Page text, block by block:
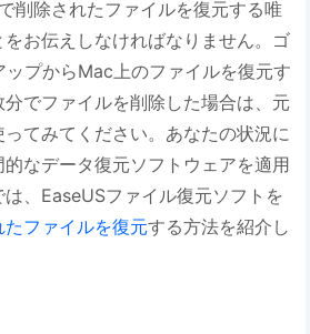
削除されたファイルを復元する唯
お伝えしなければなりません。ゴ
プからMac上のファイルを復元す
でファイルを削除した場合は、元
てみてください。あなたの状況に
なデータ復元ソフトウェアを適用
、EaseUSファイル復元ソフトを
ファイルを復元する方法を紹介し